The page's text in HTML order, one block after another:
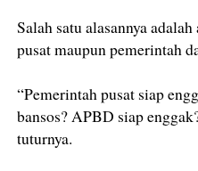
Salah satu alasannya
pusat maupun pemerintah
“Pemerintah pusat siap
bansos? APBD siap
tuturnya.